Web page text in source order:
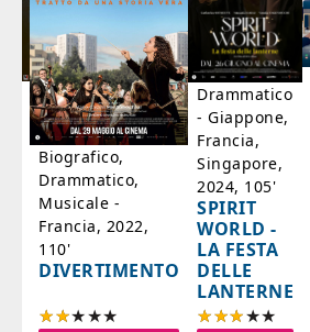
Biografico,
Drammatico,
Musicale -
Francia, 2022,
110'
DIVERTIMENTO
Drammatico
- Giappone,
Francia,
Singapore,
2024, 105'
SPIRIT
WORLD -
LA FESTA
DELLE
LANTERNE